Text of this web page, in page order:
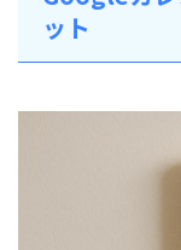
ット